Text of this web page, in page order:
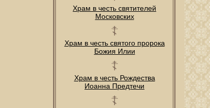
Храм в честь святителей
Московских
Храм в честь святого пророка
Божия Илии
Храм в честь Рождества
Иоанна Предтечи